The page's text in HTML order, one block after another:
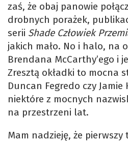
zaś, że obaj panowie
drobnych porażek,
serii Shade Człowiek
jakich mało. No i halo, na
Brendana McCarthy’ego i
Zresztą okładki to mocna
Duncan Fegredo czy
niektóre z mocnych
na przestrzeni lat.
Mam nadzieję, że pierwszy